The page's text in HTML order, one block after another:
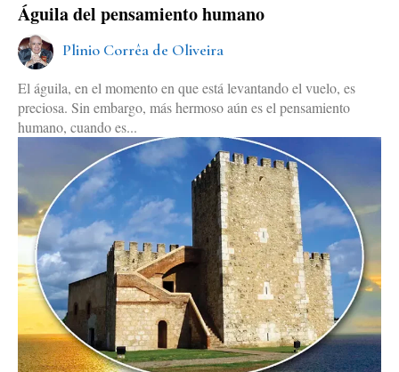
Águila del pensamiento humano
Plinio Corrêa de Oliveira
El águila, en el momento en que está levantando el vuelo, es
preciosa. Sin embargo, más hermoso aún es el pensamiento
humano, cuando es...